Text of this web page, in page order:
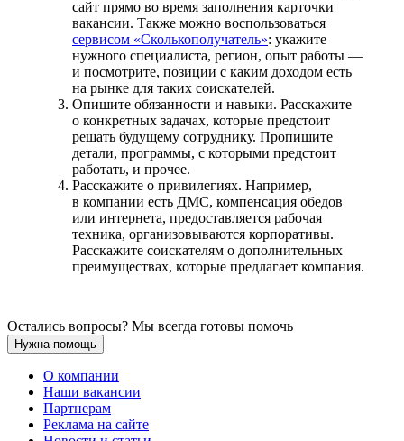
сайт прямо во время заполнения карточки
вакансии. Также можно воспользоваться
сервисом «Сколькополучатель»: укажите
нужного специалиста, регион, опыт работы —
и посмотрите, позиции с каким доходом есть
на рынке для таких соискателей.
Опишите обязанности и навыки. Расскажите
о конкретных задачах, которые предстоит
решать будущему сотруднику. Пропишите
детали, программы, с которыми предстоит
работать, и прочее.
Расскажите о привилегиях. Например,
в компании есть ДМС, компенсация обедов
или интернета, предоставляется рабочая
техника, организовываются корпоративы.
Расскажите соискателям о дополнительных
преимуществах, которые предлагает компания.
Остались вопросы? Мы всегда готовы помочь
Нужна помощь
О компании
Наши вакансии
Партнерам
Реклама на сайте